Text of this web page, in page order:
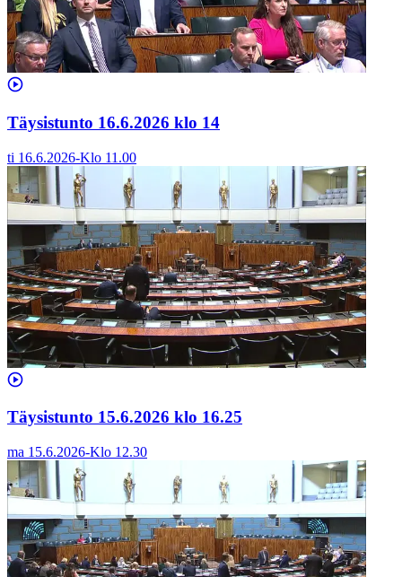
Täysistunto 16.6.2026 klo 14
ti 16.6.2026-Klo 11.00
Täysistunto 15.6.2026 klo 16.25
ma 15.6.2026-Klo 12.30